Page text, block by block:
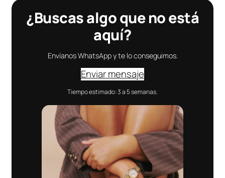
¿Buscas algo que no está
aquí?
Envíanos WhatsApp y te lo conseguimos.
Enviar mensaje
Tiempo estimado: 3 a 5 semanas.